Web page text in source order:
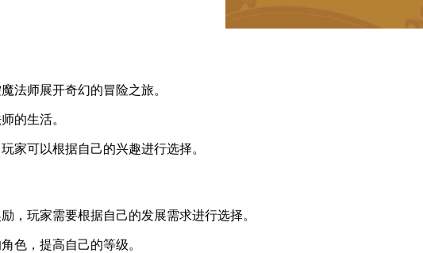
法师展开奇幻的冒险之旅。
的生活。
家可以根据自己的兴趣进行选择。
，玩家需要根据自己的发展需求进行选择。
色，提高自己的等级。